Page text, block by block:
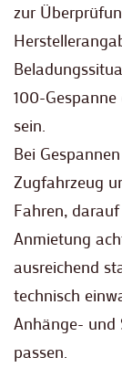
zur
100-
sein.
Bei
Zugfahrzeug
Fahren,
Anmietung
ausreichend
technisch
Anhänge- und
passen.